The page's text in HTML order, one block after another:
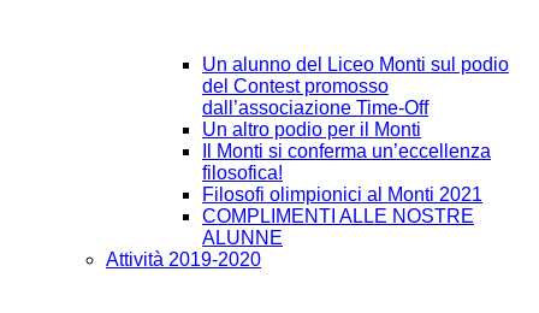
Un alunno del Liceo Monti sul podio
del Contest promosso
dall’associazione Time-Off
Un altro podio per il Monti
Il Monti si conferma un’eccellenza
filosofica!
Filosofi olimpionici al Monti 2021
COMPLIMENTI ALLE NOSTRE
ALUNNE
Attività 2019-2020